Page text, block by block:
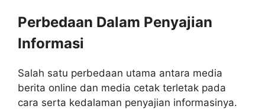
Perbedaan Dalam Penyajian
Informasi
Salah satu perbedaan utama antara media
berita online dan media cetak terletak pada
cara serta kedalaman penyajian informasinya.